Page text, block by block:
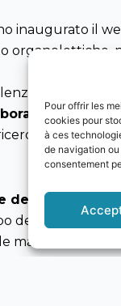
Pour offrir les
cookies pour
à ces
de navigation
consentement
inaugurato il
organolettiche,
del
del Consorzio
del biologico
sapienti di